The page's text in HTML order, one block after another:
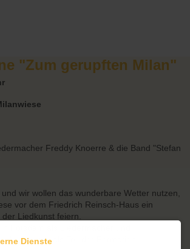
"Zum gerupften Milan"
Freddy Knoerre & die Band "Stefan
wir wollen das wunderbare Wetter nutzen,
vor dem Friedrich Reinsch-Haus ein
Liedkunst feiern.
u.a. als Teil der Formation
Dienste